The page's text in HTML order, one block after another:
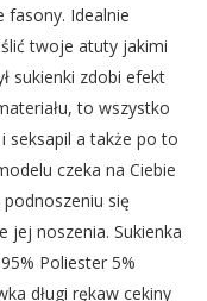
fasony. Idealnie
twoje atuty jakimi
sukienki zdobi efekt
to wszystko
seksapil a także po to
czeka na Ciebie
się
jej noszenia. Sukienka
Poliester 5%
długi rękaw cekiny